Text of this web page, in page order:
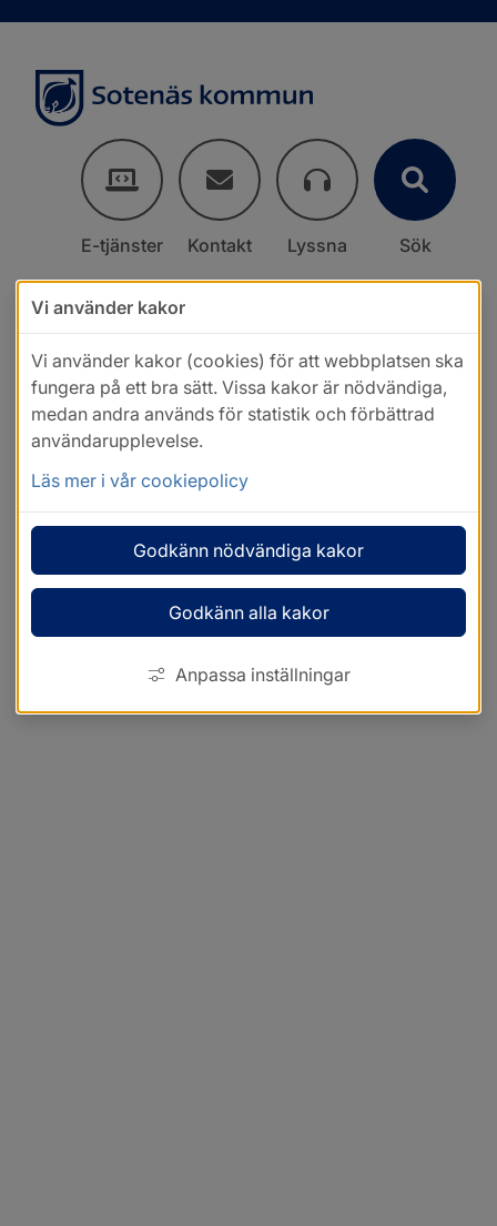
E-tjänster Kontakt Lyssna Sök
Vi använder kakor
Vi använder kakor (cookies) för att webbplatsen ska
fungera på ett bra sätt. Vissa kakor är nödvändiga,
medan andra används för statistik och förbättrad
användarupplevelse.
Läs mer i vår cookiepolicy
Godkänn nödvändiga kakor
Godkänn alla kakor
Anpassa inställningar